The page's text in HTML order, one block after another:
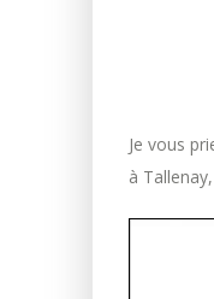
Je vous
à